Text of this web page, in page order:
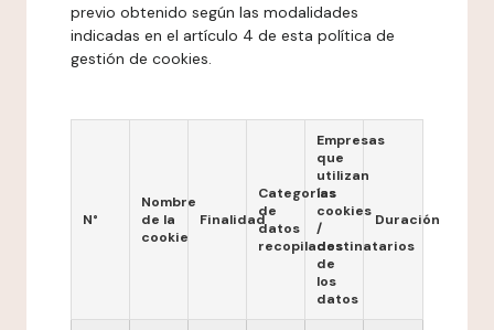
previo obtenido según las modalidades
indicadas en el artículo 4 de esta política de
gestión de cookies.
N°
Nombre
de la
cookie
Finalidad
Categorías
de
datos
recopilados
Empresas
que
utilizan
las
cookies
/
destinatarios
de
los
datos
Duración